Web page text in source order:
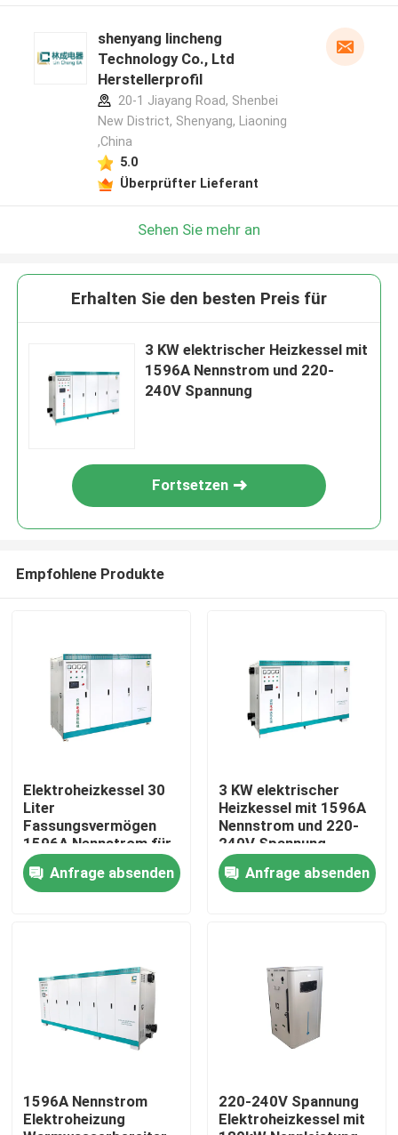
Haus
Über uns
shenyang lincheng
Technology Co., Ltd
Herstellerprofil
20-1 Jiayang Road, Shenbei
New District, Shenyang, Liaoning
,China
5.0
Überprüfter Lieferant
Sehen Sie mehr an
Erhalten Sie den besten Preis für
3 KW elektrischer Heizkessel mit
1596A Nennstrom und 220-
240V Spannung
Fortsetzen
Empfohlene Produkte
Elektroheizkessel 30
Liter
Fassungsvermögen
1596A Nennstrom für
Kundenanforderungen
Anfrage absenden
3 KW elektrischer
Heizkessel mit 1596A
Nennstrom und 220-
240V Spannung
Anfrage absenden
1596A Nennstrom
Elektroheizung
220-240V Spannung
Elektroheizkessel mit